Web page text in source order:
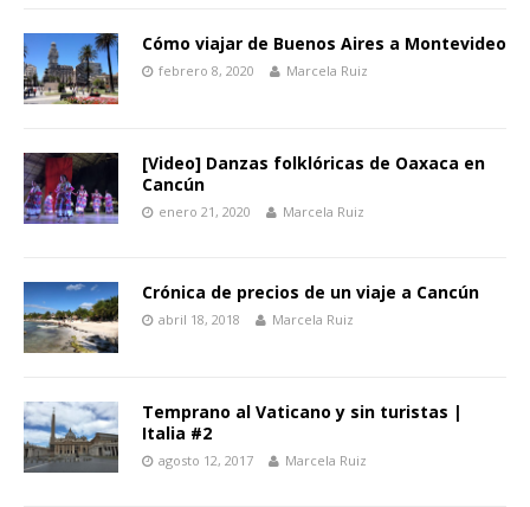
Cómo viajar de Buenos Aires a Montevideo
febrero 8, 2020 Marcela Ruiz
[Video] Danzas folklóricas de Oaxaca en
Cancún
enero 21, 2020 Marcela Ruiz
Crónica de precios de un viaje a Cancún
abril 18, 2018 Marcela Ruiz
Temprano al Vaticano y sin turistas |
Italia #2
agosto 12, 2017 Marcela Ruiz